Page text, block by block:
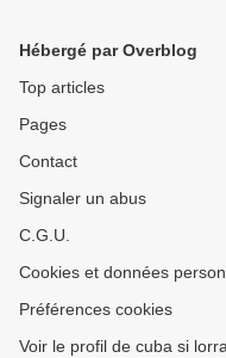
Hébergé par Overblog
Top articles
Pages
Contact
Signaler un abus
C.G.U.
Cookies et données
Préférences cookies
Voir le profil de cuba si